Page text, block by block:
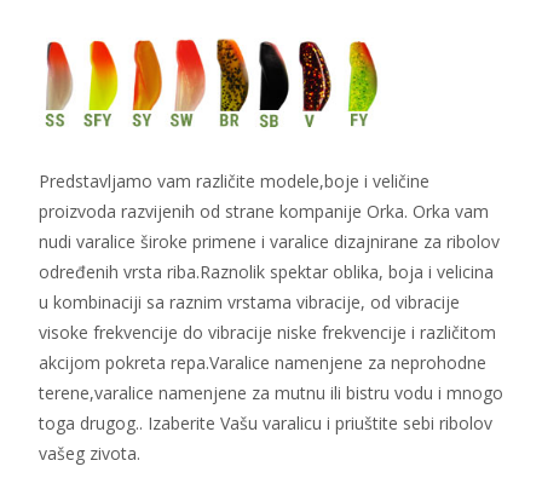
Predstavljamo vam različite modele,boje i veličine
proizvoda razvijenih od strane kompanije Orka. Orka vam
nudi varalice široke primene i varalice dizajnirane za ribolov
određenih vrsta riba.Raznolik spektar oblika, boja i velicina
u kombinaciji sa raznim vrstama vibracije, od vibracije
visoke frekvencije do vibracije niske frekvencije i različitom
akcijom pokreta repa.Varalice namenjene za neprohodne
terene,varalice namenjene za mutnu ili bistru vodu i mnogo
toga drugog.. Izaberite Vašu varalicu i priuštite sebi ribolov
vašeg zivota.